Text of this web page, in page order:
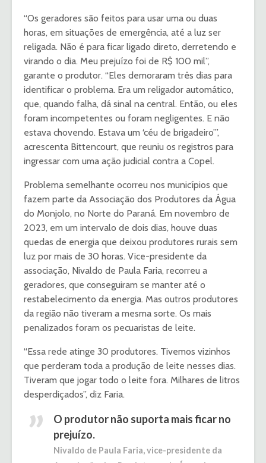
“Os geradores são feitos para usar uma ou duas
horas, em situações de emergência, até a luz ser
religada. Não é para ficar ligado direto, derretendo e
virando o dia. Meu prejuízo foi de R$ 100 mil”,
garante o produtor. “Eles demoraram três dias para
identificar o problema. Era um religador automático,
que, quando falha, dá sinal na central. Então, ou eles
foram incompetentes ou foram negligentes. E não
estava chovendo. Estava um ‘céu de brigadeiro’”,
acrescenta Bittencourt, que reuniu os registros para
ingressar com uma ação judicial contra a Copel.
Problema semelhante ocorreu nos municípios que
fazem parte da Associação dos Produtores da Água
do Monjolo, no Norte do Paraná. Em novembro de
2023, em um intervalo de dois dias, houve duas
quedas de energia que deixou produtores rurais sem
luz por mais de 30 horas. Vice-presidente da
associação, Nivaldo de Paula Faria, recorreu a
geradores, que conseguiram se manter até o
restabelecimento da energia. Mas outros produtores
da região não tiveram a mesma sorte. Os mais
penalizados foram os pecuaristas de leite.
“Essa rede atinge 30 produtores. Tivemos vizinhos
que perderam toda a produção de leite nesses dias.
Tiveram que jogar todo o leite fora. Milhares de litros
desperdiçados”, diz Faria.
O produtor não suporta mais ficar no
prejuízo.
Nivaldo de Paula Faria, vice-presidente da